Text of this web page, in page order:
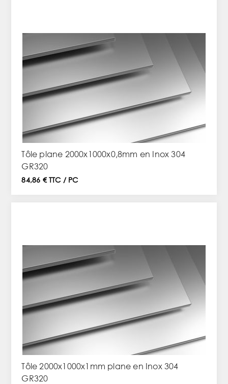
Tôle plane 2000x1000x0,8mm en Inox 304
GR320
84,86 € TTC / PC
Tôle 2000x1000x1mm plane en Inox 304
GR320